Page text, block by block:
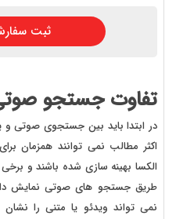
ثبت
تفاوت جستجو
در ابتدا باید بین جستجوی صوتی
اکثر مطالب نمی توانند همزمان
الکسا بهینه سازی شده باشند و
طریق جستجو های صوتی نمایش
نمی تواند ویدئو یا متنی را